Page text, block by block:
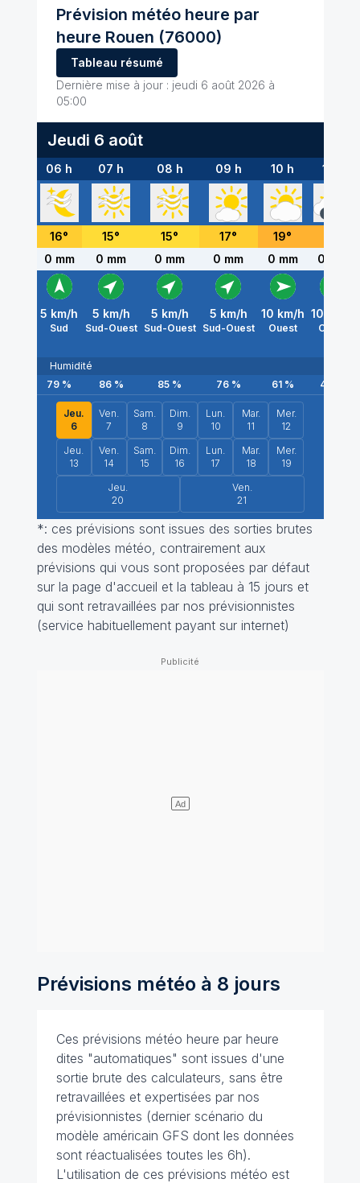
Prévision météo heure par
heure Rouen (76000)
Tableau résumé
Dernière mise à jour : jeudi 6 août 2026 à
05:00
Jeudi 6 août
06 h 07 h 08 h 09 h 10 h 11 h
16° 15° 15° 17° 19°
0 mm
0 mm 0 mm 0 mm 0 mm 0 mm
5 km/h
Sud
5 km/h
Sud-Ouest
5 km/h
Sud-Ouest
5 km/h
Sud-Ouest
10 km/h
Ouest
10
Ouest
Humidité
79 % 86% 85 % 76% 61% 43
Jeu.
6
Ven.
7
Sam.
8
Dim.
9
Lun.
10
Mar.
11
Mer.
12
Jeu.
13
Ven.
14
Sam.
15
Dim.
16
Lun.
17
Mar.
18
Mer.
19
Jeu.
20
Ven.
21
*: ces prévisions sont issues des sorties brutes
des modèles météo, contrairement aux
prévisions qui vous sont proposées par défaut
sur la page d'accueil et la tableau à 15 jours et
qui sont retravaillées par nos prévisionnistes
(service habituellement payant sur internet)
Prévisions météo à 8 jours
Ces prévisions météo heure par heure
dites "automatiques" sont issues d'une
sortie brute des calculateurs, sans être
retravaillées et expertisées par nos
prévisionnistes (dernier scénario du
modèle américain GFS dont les données
sont réactualisées toutes les 6h).
L'utilisation de ces prévisions météo est